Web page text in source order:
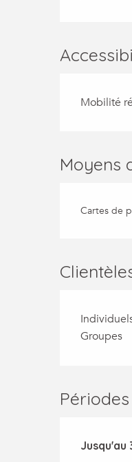
Mobilité
Moyens
Cartes de
Groupes
Du2
Jusqu'au